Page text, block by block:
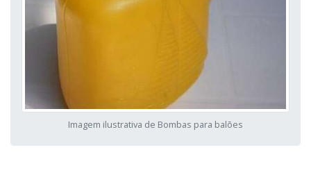
Imagem ilustrativa de Bombas para balões